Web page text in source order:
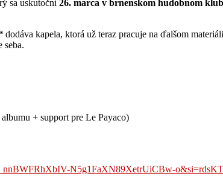
sa uskutoční26. marca v brnenskom hudobnom
dodáva kapela, ktorá už teraz pracuje na ďalšom
seba.
+ support pre Le Payaco)
N5g1FaXN89XetrUiCBw-